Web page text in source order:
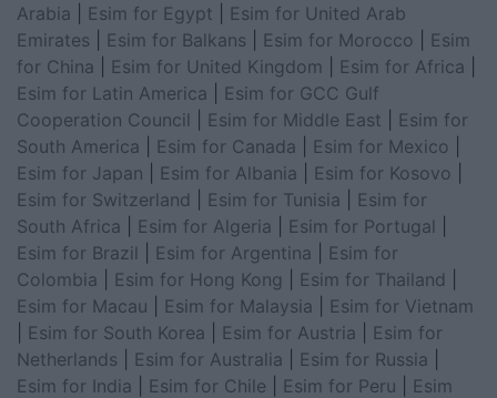
Arabia
Esim for Egypt
Esim for United Arab
Emirates
Esim for Balkans Esim for Morocco
Esim
for China
Esim for United Kingdom Esim for Africa
Esim for Latin America
Esim for GCC Gulf
Cooperation Council
Esim for Middle East
Esim for
South America
Esim for Canada Esim for Mexico
Esim for Japan
Esim for Albania Esim for Kosovo
Esim for Switzerland
Esim for Tunisia
Esim for
South Africa
Esim for Algeria Esim for Portugal
Esim for Brazil
Esim for Argentina
Esim for
Colombia
Esim for Hong Kong Esim for Thailand
Esim for Macau
Esim for Malaysia
Esim for Vietnam
Esim for South Korea Esim for Austria
Esim for
Netherlands
Esim for Australia Esim for Russia
Esim for India
Esim for Chile Esim for Peru
Esim